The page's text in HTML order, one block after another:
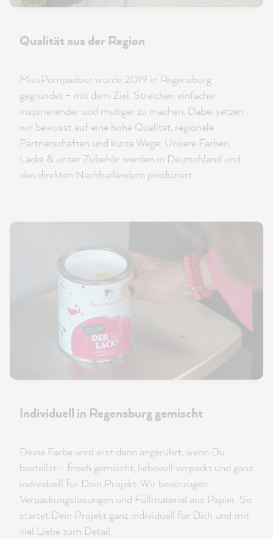
Qualität aus der Region
MissPompadour wurde 2019 in Regensburg
gegründet – mit dem Ziel, Streichen einfacher,
inspirierender und mutiger zu machen. Dabei setzen
wir bewusst auf eine hohe Qualität, regionale
Partnerschaften und kurze Wege: Unsere Farben,
Lacke & unser Zubehör werden in Deutschland und
den direkten Nachbarländern produziert.
Individuell in Regensburg gemischt
Deine Farbe wird erst dann angerührt, wenn Du
bestellst – frisch gemischt, liebevoll verpackt und ganz
individuell für Dein Projekt. Wir bevorzugen
Verpackungslösungen und Füllmaterial aus Papier. So
startet Dein Projekt ganz individuell für Dich und mit
viel Liebe zum Detail.